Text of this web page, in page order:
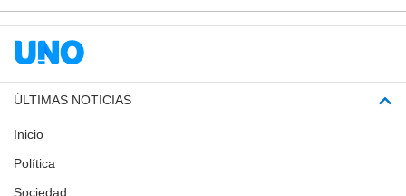
ÚLTIMAS NOTICIAS
Inicio
Política
Sociedad